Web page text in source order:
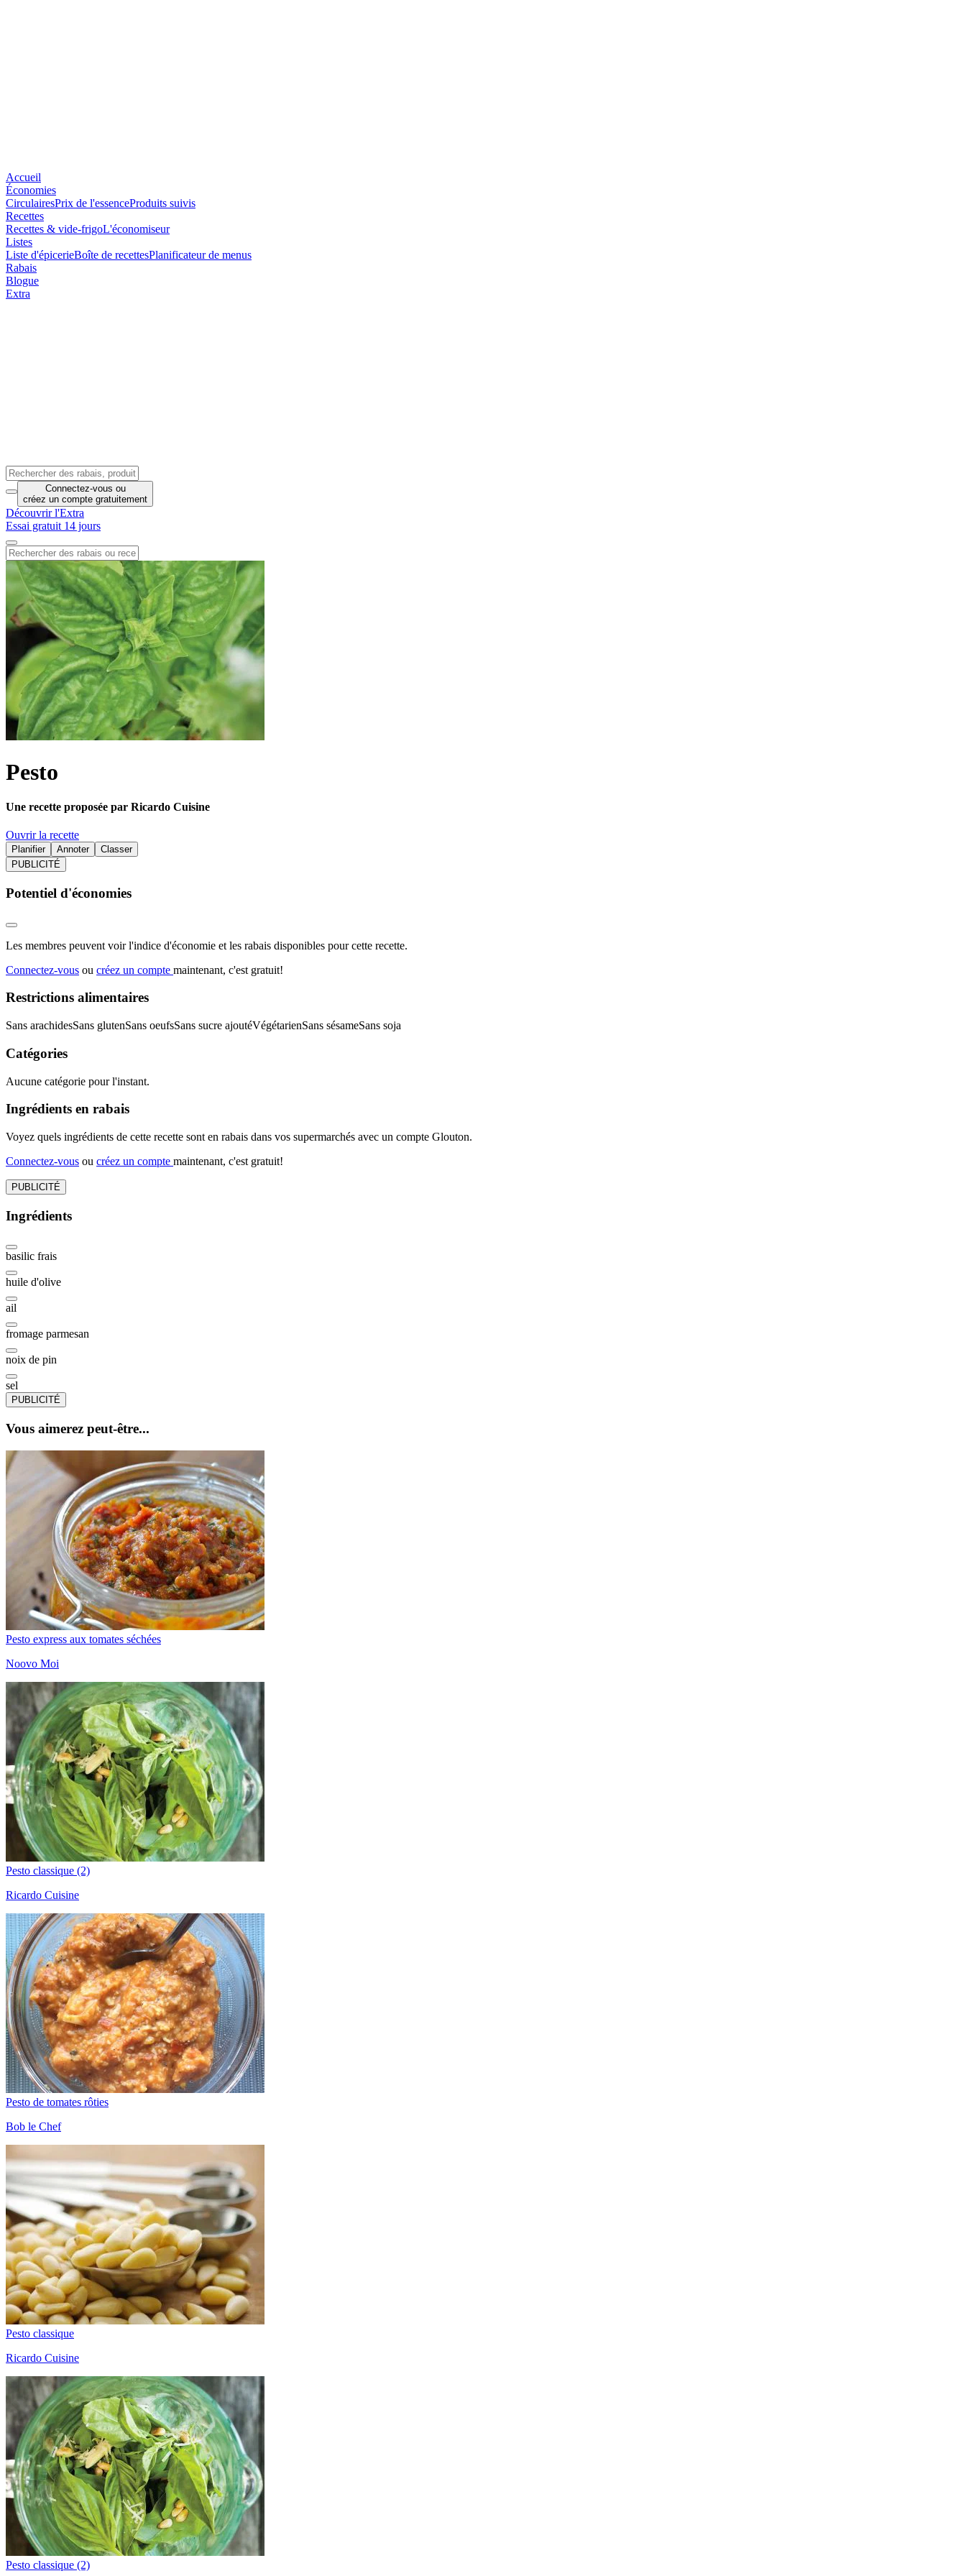
Accueil
Économies
CirculairesPrix de l'essenceProduits suivis
Recettes
Recettes & vide-frigoL'économiseur
Listes
Liste d'épicerieBoîte de recettesPlanificateur de menus
Rabais
Blogue
Extra
Connectez-vous ou
créez un compte gratuitement
Découvrir l'Extra
Essai gratuit 14 jours
Pesto
Une recette proposée par Ricardo Cuisine
Ouvrir la recette
Planifier Annoter
Classer
PUBLICITÉ
Potentiel d'économies
Les membres peuvent voir l'indice d'économie et les rabais disponibles pour cette recette.
Connectez-vous ou créez un compte maintenant, c'est gratuit!
Restrictions alimentaires
Sans arachidesSans glutenSans oeufsSans sucre ajoutéVégétarienSans sésameSans soja
Catégories
Aucune catégorie pour l'instant.
Ingrédients en rabais
Voyez quels ingrédients de cette recette sont en rabais dans vos supermarchés avec un compte Glouton.
Connectez-vous ou créez un compte maintenant, c'est gratuit!
PUBLICITÉ
Ingrédients
basilic frais
huile d'olive
ail
fromage parmesan
noix de pin
sel
PUBLICITÉ
Vous aimerez peut-être...
Pesto express aux tomates séchées
Noovo Moi
Pesto classique (2)
Ricardo Cuisine
Pesto de tomates rôties
Bob le Chef
Pesto classique
Ricardo Cuisine
Pesto classique (2)